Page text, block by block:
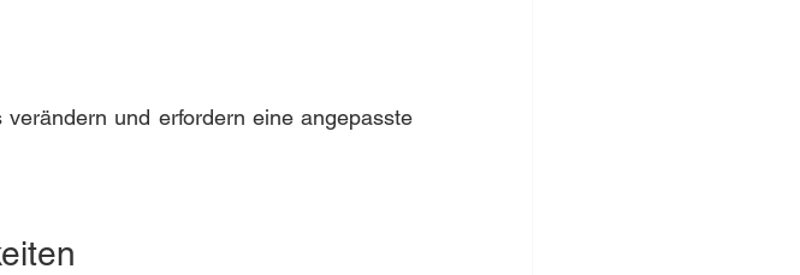
und erfordern eine angepasste